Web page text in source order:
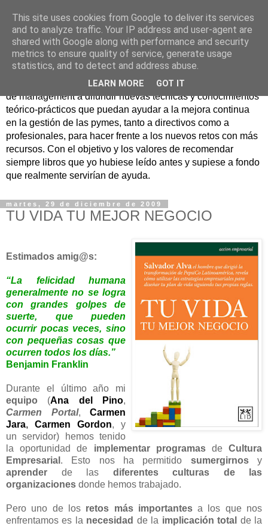
Nuevo Viernes - Nuevo
Libro
Nace con la misión de ayudar mediante la lectura de libros
de management a difundir nuevas técnicas y conocimientos
teórico-prácticos que puedan ayudar a la mejora continua
en la gestión de las pymes, tanto a directivos como a
profesionales, para hacer frente a los nuevos retos con más
recursos. Con el objetivo y los valores de recomendar
siempre libros que yo hubiese leído antes y supiese a fondo
que realmente servirían de ayuda.
martes, 29 de diciembre de 2009
TU VIDA TU MEJOR NEGOCIO
Estimados amig@s:
“La felicidad humana
generalmente no se logra
con grandes golpes de
suerte, que pueden
ocurrir pocas veces, sino
con pequeñas cosas que
ocurren todos los días.”
Benjamin Franklin
Durante el último año mi
equipo (Ana del Pino,
Carmen Portal, Carmen
Jara, Carmen Gordon, y
un servidor) hemos tenido
la oportunidad de implementar programasdeCultura
Empresarial . Esto nos ha permitido sumergirnosy
aprender de las diferentes culturas de las
organizaciones donde hemos trabajado.
Pero uno de los retos más importantesa los que nos
enfrentamos es la necesidad de la implicación total de la
This site uses cookies from Google to deliver its services
and to analyze traffic. Your IP address and user-agent are
shared with Google along with performance and security
metrics to ensure quality of service, generate usage
statistics, and to detect and address abuse.
LEARN MORE GOT IT